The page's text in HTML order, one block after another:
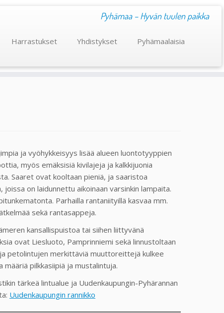
Pyhämaa – Hyvän tuulen paikka
Harrastukset Yhdistykset
Pyhämaalaisia
ja vyöhykkeisyys lisää alueen luontotyyppien
myös emäksisiä kivilajeja ja kalkkijuonia
Saaret ovat kooltaan pieniä, ja saaristoa
on laidunnettu aikoinaan varsinkin lampaita.
Parhailla rantaniityillä kasvaa mm.
sekä rantasappeja.
kansallispuistoa tai siihen liittyvänä
ovat Liesluoto, Pamprinniemi sekä linnustoltaan
petolintujen merkittäviä muuttoreittejä kulkee
pilkkasiipiä ja mustalintuja.
tärkeä lintualue ja Uudenkaupungin-Pyhärannan
Uudenkaupungin rannikko